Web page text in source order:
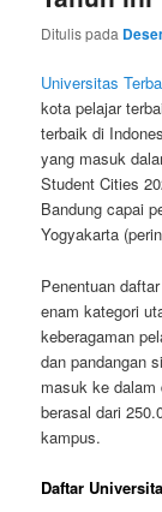
Ditulis pada
Universitas
kota pelajar
terbaik di
yang masuk
Student Cities
Bandung capai
Yogyakarta
Penentuan
enam kategori
keberagaman
dan pandangan
masuk ke
berasal dari
kampus.
Daftar